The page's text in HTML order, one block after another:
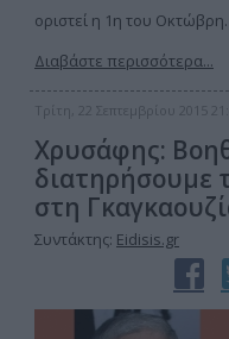
οριστεί η 1η του Οκτώβρη.
Διαβάστε περισσότερα...
Τρίτη, 22 Σεπτεμβρίου 2015
Χρυσάφης:
διατηρήσουμε
στη
Συντάκτης: Eidisis.gr